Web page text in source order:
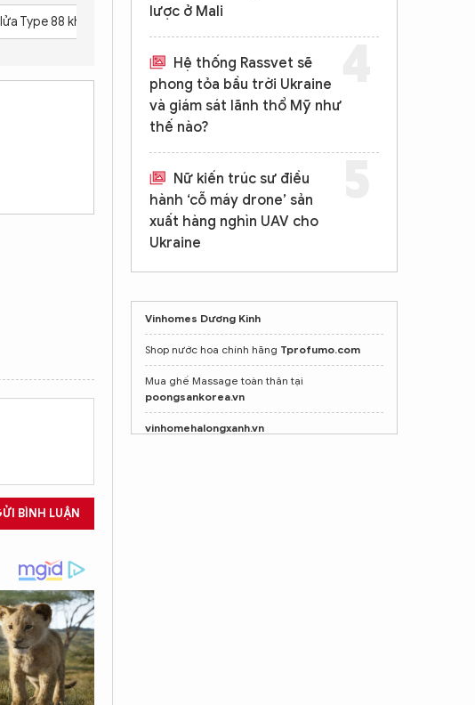
Type 88 không? Việc xuất khẩu tên lửa có ảnh hưởng đến an ninh khu
BÌNH LUẬN
lược ở Mali
Hệ thống Rassvet sẽ
phong tỏa bầu trời Ukraine
và giám sát lãnh thổ Mỹ như
thế nào?
Nữ kiến trúc sư điều
hành ‘cỗ máy drone’ sản
xuất hàng nghìn UAV cho
Ukraine
Vinhomes Dương Kinh
Shop nước hoa chính hãng Tprofumo.com
Mua ghế Massage toàn thân tại
poongsankorea.vn
vinhomehalongxanh.vn